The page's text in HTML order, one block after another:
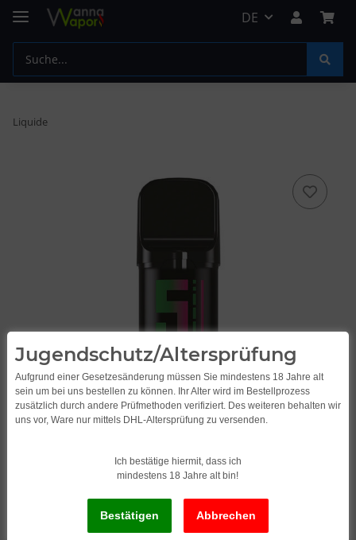
DE
Liquide
Jugendschutz/Altersprüfung
Aufgrund einer Gesetzesänderung müssen Sie mindestens 18 Jahre alt
sein um bei uns bestellen zu können. Ihr Alter wird im Bestellprozess
zusätzlich durch andere Prüfmethoden verifiziert. Des weiteren behalten wir
uns vor, Ware nur mittels DHL-Altersprüfung zu versenden.
Ich bestätige hiermit, dass ich
mindestens 18 Jahre alt bin!